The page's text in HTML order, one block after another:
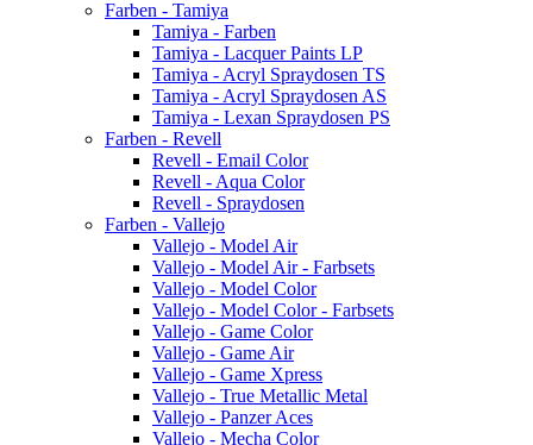
Farben - Tamiya
Tamiya - Farben
Tamiya - Lacquer Paints LP
Tamiya - Acryl Spraydosen TS
Tamiya - Acryl Spraydosen AS
Tamiya - Lexan Spraydosen PS
Farben - Revell
Revell - Email Color
Revell - Aqua Color
Revell - Spraydosen
Farben - Vallejo
Vallejo - Model Air
Vallejo - Model Air - Farbsets
Vallejo - Model Color
Vallejo - Model Color - Farbsets
Vallejo - Game Color
Vallejo - Game Air
Vallejo - Game Xpress
Vallejo - True Metallic Metal
Vallejo - Panzer Aces
Vallejo - Mecha Color